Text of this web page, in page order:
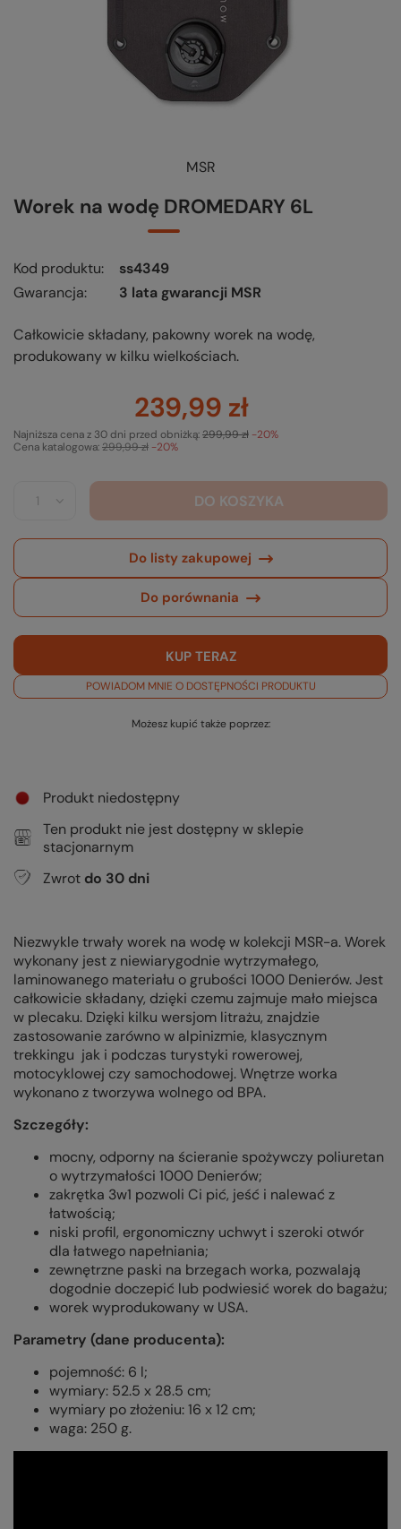
MSR
Worek na wodę DROMEDARY 6L
Kod produktu
ss4349
Gwarancja
3 lata gwarancji MSR
Całkowicie składany, pakowny worek na wodę,
produkowany w kilku wielkościach.
239,99 zł
Cena katalogowa:299,99 zł -20%
Najniższa cena z 30 dni przed obniżką:299,99 zł -20%
DO KOSZYKA
Do listy zakupowej
Do porównania
KUP TERAZ
POWIADOM MNIE O DOSTĘPNOŚCI PRODUKTU
Możesz kupić także poprzez:
Produkt niedostępny
Ten produkt nie jest dostępny w sklepie
stacjonarnym
Zwrot do 30 dni
Niezwykle trwały worek na wodę w kolekcji MSR-a. Worek
wykonany jest z niewiarygodnie wytrzymałego,
laminowanego materiału o grubości 1000 Denierów. Jest
całkowicie składany, dzięki czemu zajmuje mało miejsca
w plecaku. Dzięki kilku wersjom litrażu, znajdzie
zastosowanie zarówno w alpinizmie, klasycznym
trekkingu jak i podczas turystyki rowerowej,
motocyklowej czy samochodowej. Wnętrze worka
wykonano z tworzywa wolnego od BPA.
Szczegóły:
mocny, odporny na ścieranie spożywczy poliuretan
o wytrzymałości 1000 Denierów;
zakrętka 3w1 pozwoli Ci pić, jeść i nalewać z
łatwością;
niski profil, ergonomiczny uchwyt i szeroki otwór
dla łatwego napełniania;
zewnętrzne paski na brzegach worka, pozwalają
dogodnie doczepić lub podwiesić worek do bagażu;
worek wyprodukowany w USA.
Parametry (dane producenta):
pojemność: 6 l;
wymiary: 52.5 x 28.5 cm;
wymiary po złożeniu: 16 x 12 cm;
waga: 250 g.